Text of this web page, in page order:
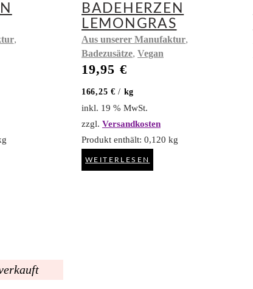
,
BADEHERZEN
LEMONGRAS
Aus unserer Manufaktur,
Badezusätze, Vegan
19,95 €
166,25 € / kg
inkl. 19 % MwSt.
zzgl. Versandkosten
Produkt enthält: 0,120 kg
WEITERLESEN